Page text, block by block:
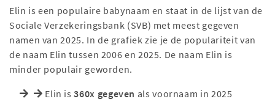
Elin is een populaire babynaam en staat in de lijst van de
Sociale Verzekeringsbank (SVB) met meest gegeven
namen van 2025. In de grafiek zie je de populariteit van
de naam Elin tussen 2006 en 2025. De naam Elin is
minder populair geworden.
Elin is360x gegeven als voornaam in 2025